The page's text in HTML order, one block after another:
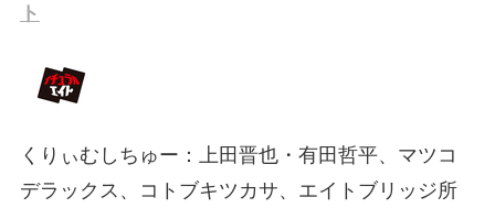
ト
くりぃむしちゅー：上田晋也・有田哲平、マツコ
デラックス、コトブキツカサ、エイトブリッジ所